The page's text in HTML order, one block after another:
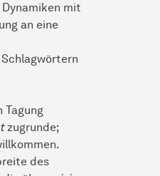
mit
an eine
Tagung
zugrunde;
des